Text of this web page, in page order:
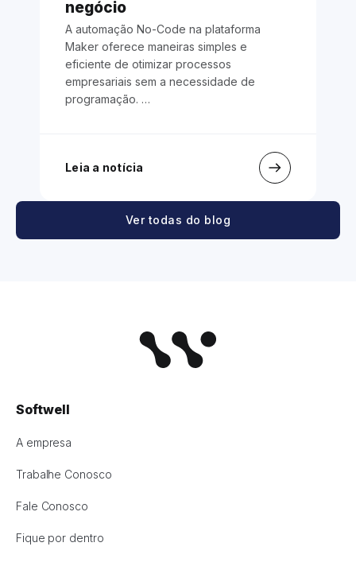
negócio
A automação No-Code na plataforma
Maker oferece maneiras simples e
eficiente de otimizar processos
empresariais sem a necessidade de
programação. …
Leia a notícia
Ver todas do blog
Softwell
A empresa
Trabalhe Conosco
Fale Conosco
Fique por dentro